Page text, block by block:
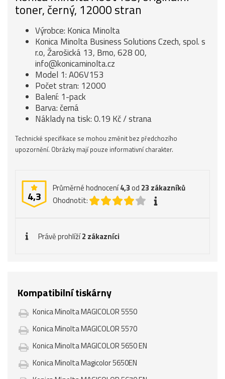
toner, černý, 12000 stran
Výrobce: Konica Minolta
Konica Minolta Business Solutions Czech, spol. s
r.o, Žarošická 13, Brno, 628 00,
info@konicaminolta.cz
Model 1: A06V153
Počet stran: 12000
Balení: 1-pack
Barva: černá
Náklady na tisk: 0.19 Kč / strana
Technické specifikace se mohou změnit bez předchozího
upozornění. Obrázky mají pouze informativní charakter.
4,3
Průměrné hodnocení4,3od 23 zákazníků
Ohodnotit:
Právě prohlíží2 zákazníci
Kompatibilní tiskárny
Konica Minolta MAGICOLOR 5550
Konica Minolta MAGICOLOR 5570
Konica Minolta MAGICOLOR 5650 EN
Konica Minolta Magicolor 5650EN